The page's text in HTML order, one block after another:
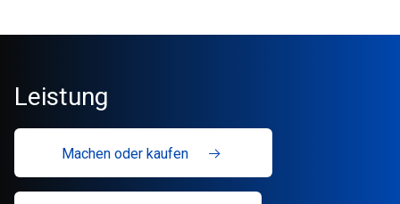
Leistung
Machen oder kaufen